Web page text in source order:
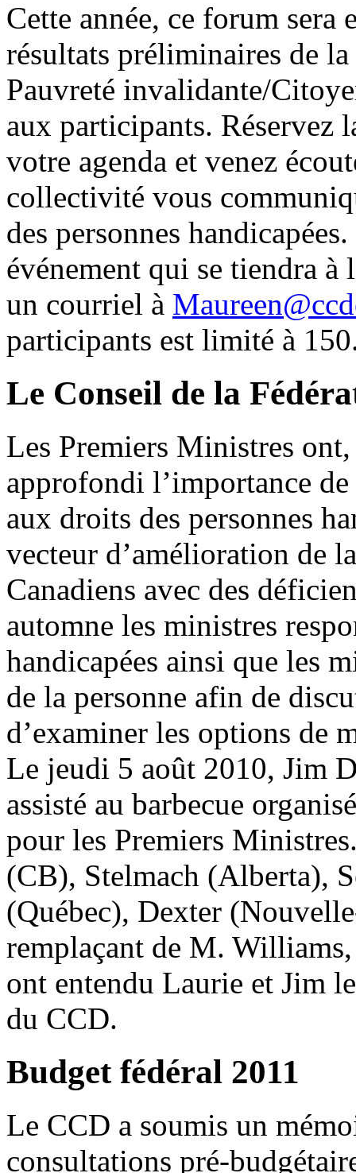
Cette année, ce forum sera
résultats préliminaires de
Pauvreté invalidante/
aux participants. Réservez
votre agenda et venez
collectivité vous
des personnes
événement qui se tiendra à
un courriel à
participants est limité à
Le Conseil de la
Les Premiers Ministres
approfondi l’importance
aux droits des personnes
vecteur d’amélioration de
Canadiens avec des
automne les ministres
handicapées ainsi que les
de la personne afin de
d’examiner les options de
Le jeudi 5 août 2010, Jim
assisté au barbecue
pour les Premiers
(CB), Stelmach (Alberta),
(Québec), Dexter
remplaçant de M.
ont entendu Laurie et Jim
du CCD.
Budget fédéral 2011
Le CCD a soumis un
consultations pré-